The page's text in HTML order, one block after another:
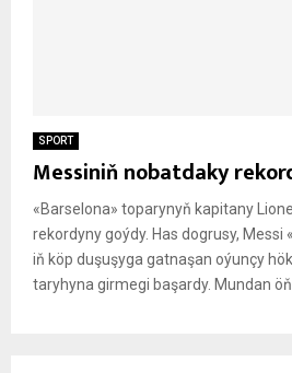
SPORT
Messiniň nobatdaky
«Barselona» toparynyň kapitany
rekordyny goýdy. Has dogrusy, Messi
iň köp duşuşyga gatnaşan oýunçy
taryhyna girmegi başardy. Mundan öň...